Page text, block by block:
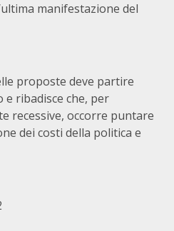
manifestazione del
proposte deve partire
ribadisce che, per
recessive, occorre puntare
dei costi della politica e